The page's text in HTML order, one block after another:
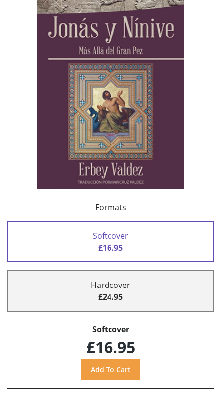
Formats
Softcover
£16.95
Hardcover
£24.95
Softcover
£16.95